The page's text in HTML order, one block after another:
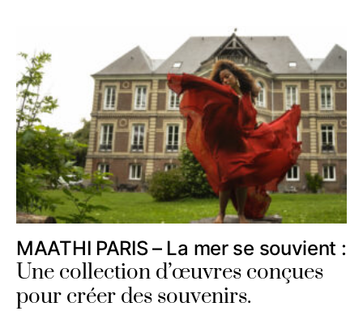
MAATHI PARIS – La mer se souvient :
Une collection d’œuvres conçues
pour créer des souvenirs.